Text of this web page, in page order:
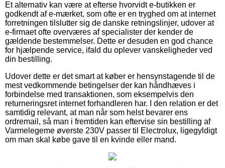
Et alternativ kan være at efterse hvorvidt e-butikken er
godkendt af e-mærket, som ofte er en tryghed om at internet
forretningen tilslutter sig de danske retningslinjer, udover at
e-firmaet ofte overværes af specialister der kender de
gældende bestemmelser. Dette er desuden en god chance
for hjælpende service, ifald du oplever vanskeligheder ved
din bestilling.
Udover dette er det smart at køber er hensynstagende til de
mest vedkommende betingelser der kan håndhæves i
forbindelse med transaktionen, som eksempelvis den
returneringsret internet forhandleren har. I den relation er det
samtidig relevant, at man når som helst bevarer ens
ordremail, så man i fremtiden kan eftervise sin bestilling af
Varmelegeme øverste 230V passer til Electrolux, ligegyldigt
om man skal købe gave til en kvinde eller mand.